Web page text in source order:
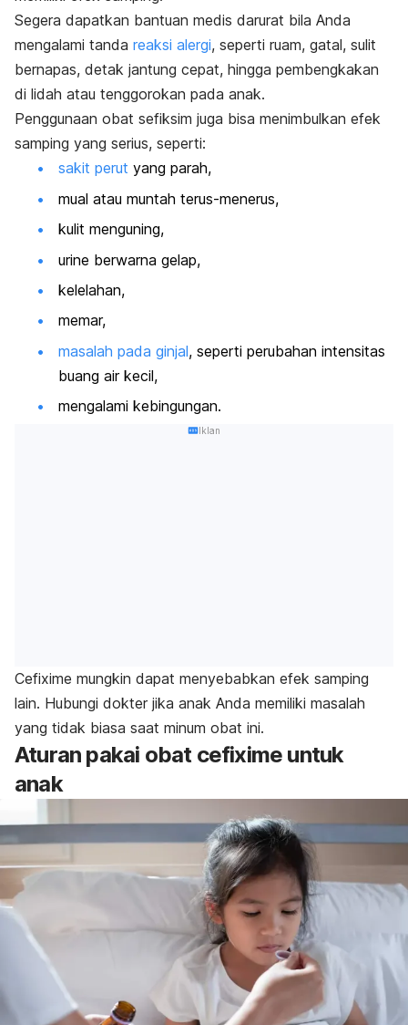
Segera dapatkan bantuan medis darurat bila Anda
mengalami tanda reaksi alergi, seperti ruam, gatal, sulit
bernapas, detak jantung cepat, hingga pembengkakan
di lidah atau tenggorokan pada anak.
Penggunaan obat sefiksim juga bisa menimbulkan efek
samping yang serius, seperti:
sakit perut yang parah,
mual atau muntah terus-menerus,
kulit menguning,
urine berwarna gelap,
kelelahan,
memar,
masalah pada ginjal, seperti perubahan intensitas
buang air kecil,
mengalami kebingungan.
Iklan
Cefixime mungkin dapat menyebabkan efek samping
lain. Hubungi dokter jika anak Anda memiliki masalah
yang tidak biasa saat minum obat ini.
Aturan pakai obat cefixime untuk
anak